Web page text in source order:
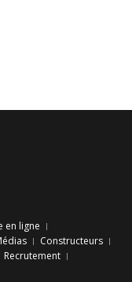
en ligne
Constructeurs
Recrutement